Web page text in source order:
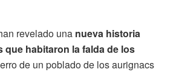
revelado una nueva historia
que habitaron la falda de los
de un poblado de los aurignacs